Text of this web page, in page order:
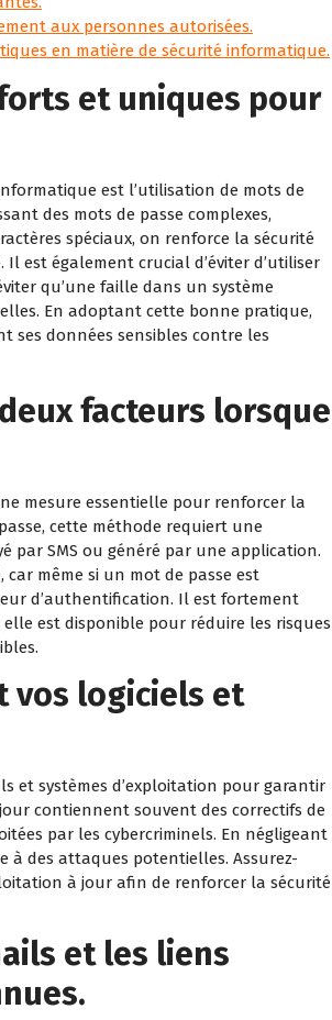
aux personnes autorisées.
en matière de sécurité informatique.
et uniques pour
est l’utilisation de mots de
des mots de passe complexes,
spéciaux, on renforce la sécurité
est également crucial d’éviter d’utiliser
qu’une faille dans un système
En adoptant cette bonne pratique,
ses données sensibles contre les
facteurs lorsque
mesure essentielle pour renforcer la
cette méthode requiert une
par SMS ou généré par une application.
car même si un mot de passe est
d’authentification. Il est fortement
est disponible pour réduire les risques
vos logiciels et
et systèmes d’exploitation pour garantir
contiennent souvent des correctifs de
par les cybercriminels. En négligeant
à des attaques potentielles. Assurez-
à jour afin de renforcer la sécurité
et les liens